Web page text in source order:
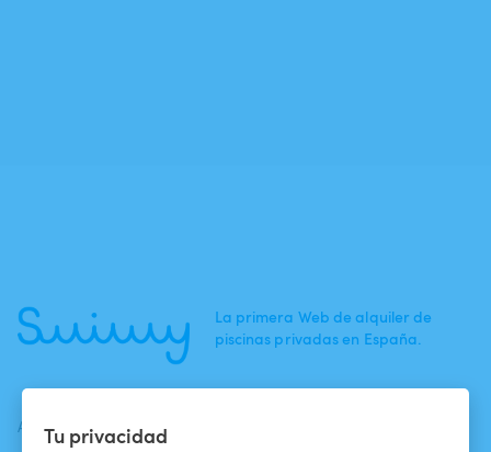
Tu privacidad
La primera Web de alquiler de
piscinas privadas en España.
ACTUALIDADES